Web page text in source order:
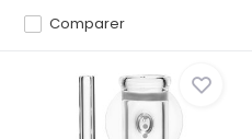
Comparer